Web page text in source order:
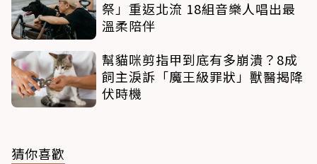
祭」重返北流 18組音樂人唱出最
溫柔陪伴
幫貓咪剪指甲到底有多崩潰？8成
飼主淚訴「魔王級罪狀」獸醫揭降
伏時機
猜你喜歡